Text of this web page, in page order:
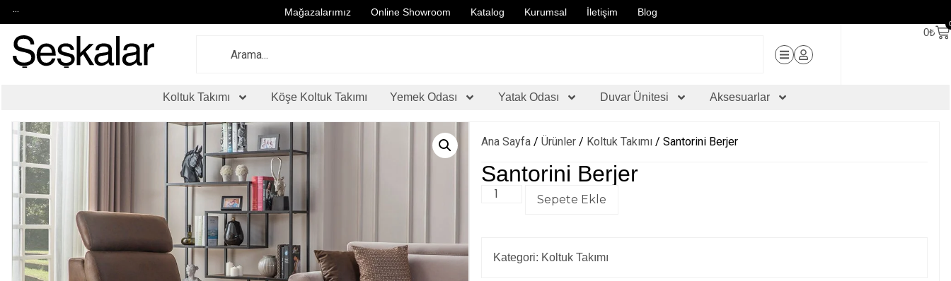
... Mağazalarımız Online Showroom Katalog Kurumsal İletişim Blog
0₺
Koltuk Takımı Köşe Koltuk Takımı Yemek Odası Yatak Odası Duvar Ünitesi Aksesuarlar
Ana Sayfa /Ürünler / Koltuk Takımı / Santorini Berjer
Santorini Berjer
Sepete Ekle
Kategori: Koltuk Takımı